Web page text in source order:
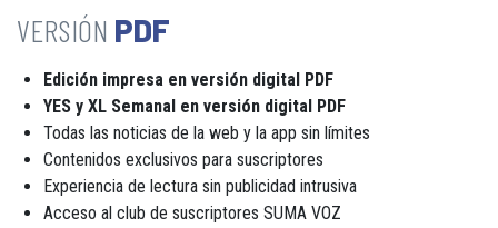
PDF
Edición impresa en versión digital PDF
YES y XL Semanal en versión digital PDF
Todas las noticias de la web y la app sin límites
Contenidos exclusivos para suscriptores
Experiencia de lectura sin publicidad intrusiva
Acceso al club de suscriptores SUMA VOZ